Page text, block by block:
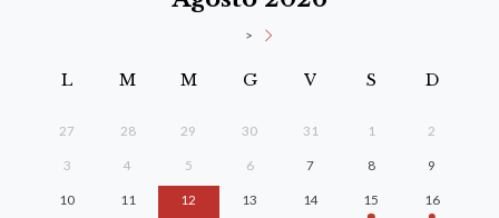
>
L M M G V S D
27 28 29 30 31 1 2
3 4 5 6 7 8 9
10 11 12 13 14 15 16